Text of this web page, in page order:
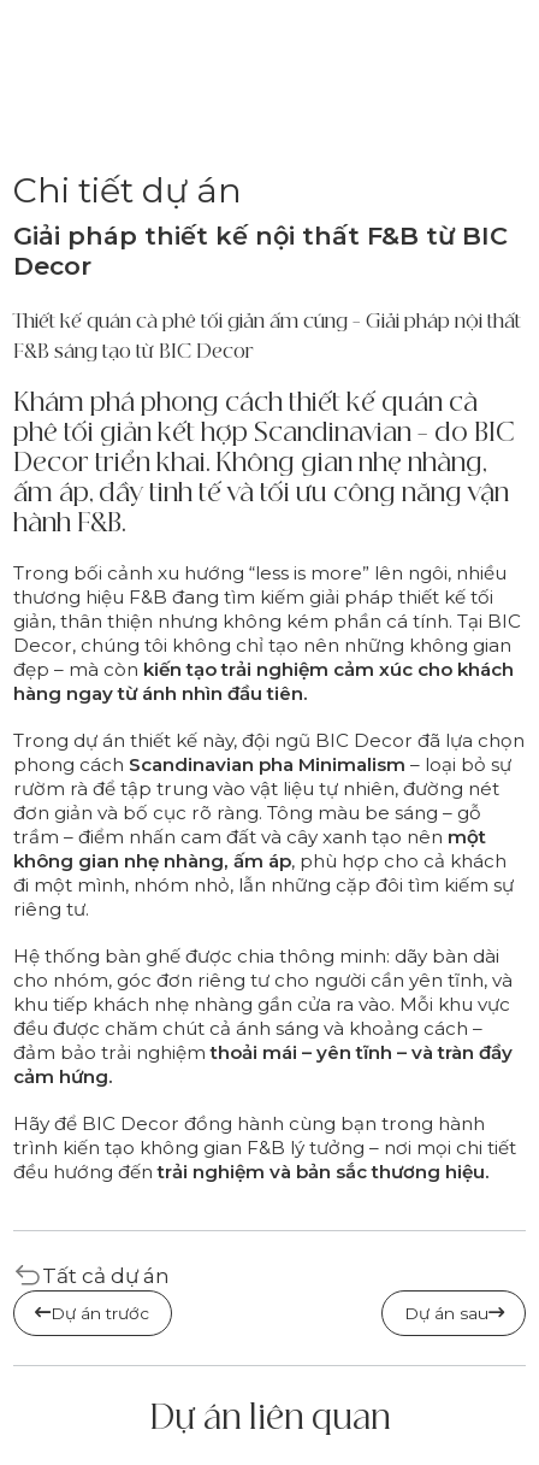
Chi tiết dự án
Giải pháp thiết kế nội thất F&B từ BIC
Decor
Thiết kế quán cà phê tối giản ấm cúng – Giải pháp nội thất
F&B sáng tạo từ BIC Decor
Khám phá phong cách thiết kế quán cà
phê tối giản kết hợp Scandinavian – do BIC
Decor triển khai. Không gian nhẹ nhàng,
ấm áp, đầy tinh tế và tối ưu công năng vận
hành F&B.
Trong bối cảnh xu hướng “less is more” lên ngôi, nhiều
thương hiệu F&B đang tìm kiếm giải pháp thiết kế tối
giản, thân thiện nhưng không kém phần cá tính. Tại BIC
Decor, chúng tôi không chỉ tạo nên những không gian
đẹp – mà còn kiến tạo trải nghiệm cảm xúc cho khách
hàng ngay từ ánh nhìn đầu tiên.
Trong dự án thiết kế này, đội ngũ BIC Decor đã lựa chọn
phong cách Scandinavian pha Minimalism – loại bỏ sự
rườm rà để tập trung vào vật liệu tự nhiên, đường nét
đơn giản và bố cục rõ ràng. Tông màu be sáng – gỗ
trầm – điểm nhấn cam đất và cây xanh tạo nên một
không gian nhẹ nhàng, ấm áp, phù hợp cho cả khách
đi một mình, nhóm nhỏ, lẫn những cặp đôi tìm kiếm sự
riêng tư.
Hệ thống bàn ghế được chia thông minh: dãy bàn dài
cho nhóm, góc đơn riêng tư cho người cần yên tĩnh, và
khu tiếp khách nhẹ nhàng gần cửa ra vào. Mỗi khu vực
đều được chăm chút cả ánh sáng và khoảng cách –
đảm bảo trải nghiệmthoải mái – yên tĩnh – và tràn đầy
cảm hứng.
Hãy để BIC Decor đồng hành cùng bạn trong hành
trình kiến tạo không gian F&B lý tưởng – nơi mọi chi tiết
đều hướng đếntrải nghiệm và bản sắc thương hiệu.
Tất cả dự án
Dự án trước Dự án sau
Dự án liên quan